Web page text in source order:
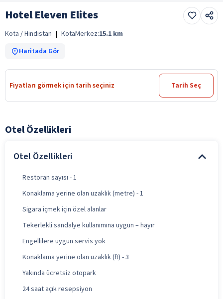
Hotel Eleven Elites
Kota / Hindistan | KotaMerkez:15.1 km
Haritada Gör
Fiyatları görmek için tarih seçiniz Tarih Seç
Otel Özellikleri
Otel Özellikleri
Restoran sayısı - 1
Konaklama yerine olan uzaklık (metre) - 1
Sigara içmek için özel alanlar
Tekerlekli sandalye kullanımına uygun – hayır
Engellilere uygun servis yok
Konaklama yerine olan uzaklık (ft) - 3
Yakında ücretsiz otopark
24 saat açık resepsiyon